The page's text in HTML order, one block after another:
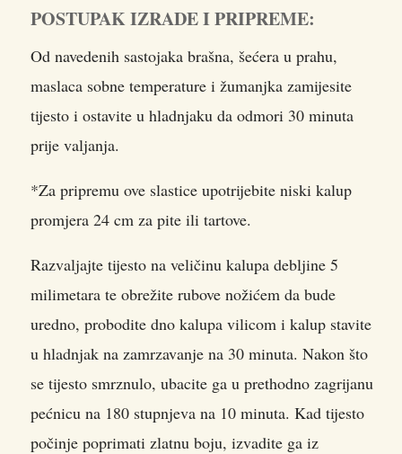
POSTUPAK IZRADE I PRIPREME:
Od navedenih sastojaka brašna, šećera u prahu,
maslaca sobne temperature i žumanjka zamijesite
tijesto i ostavite u hladnjaku da odmori 30 minuta
prije valjanja.
*Za pripremu ove slastice upotrijebite niski kalup
promjera 24 cm za pite ili tartove.
Razvaljajte tijesto na veličinu kalupa debljine 5
milimetara te obrežite rubove nožićem da bude
uredno, probodite dno kalupa vilicom i kalup stavite
u hladnjak na zamrzavanje na 30 minuta. Nakon što
se tijesto smrznulo, ubacite ga u prethodno zagrijanu
pećnicu na 180 stupnjeva na 10 minuta. Kad tijesto
počinje poprimati zlatnu boju, izvadite ga iz